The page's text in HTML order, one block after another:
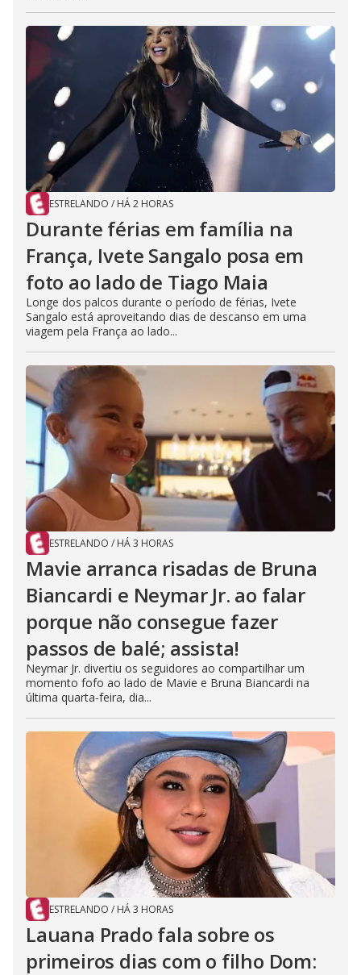
ESTRELANDO / HÁ 2 HORAS
Durante férias em família na
França, Ivete Sangalo posa em
foto ao lado de Tiago Maia
Longe dos palcos durante o período de férias, Ivete
Sangalo está aproveitando dias de descanso em uma
viagem pela França ao lado...
ESTRELANDO / HÁ 3 HORAS
Mavie arranca risadas de Bruna
Biancardi e Neymar Jr. ao falar
porque não consegue fazer
passos de balé; assista!
Neymar Jr. divertiu os seguidores ao compartilhar um
momento fofo ao lado de Mavie e Bruna Biancardi na
última quarta-feira, dia...
ESTRELANDO / HÁ 3 HORAS
Lauana Prado fala sobre os
primeiros dias com o filho Dom: